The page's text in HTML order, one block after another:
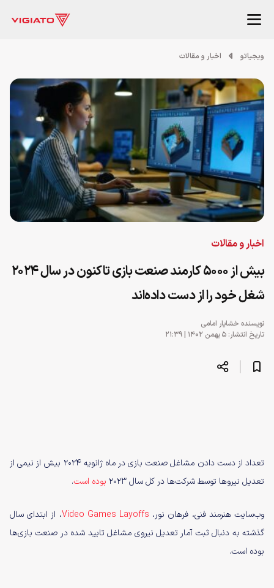
ویجیاتو اخبار و مقالات
اخبار و مقالات
بیش از ۵۰۰۰ کارمند صنعت بازی تاکنون در سال ۲۰۲۴
شغل خود را از دست داده‌اند
نویسنده خشایار امامی
تاریخ انتشار: ۵ بهمن ۱۴۰۲ | ۲۱:۳۹
تعداد از دست دادن مشاغل صنعت بازی در ماه ژانویه ۲۰۲۴ بیش از نیمی از
تعدیل نیروها توسط شرکت‌ها در کل سال ۲۰۲۳
بوده است.
وب‌سایت هنرمند فنی، فرهان نور، Video Games Layoffs، از ابتدای سال
گذشته به دنبال ثبت آمار تعدیل نیروی مشاغل تایید شده در صنعت بازی‌ها
بوده است.